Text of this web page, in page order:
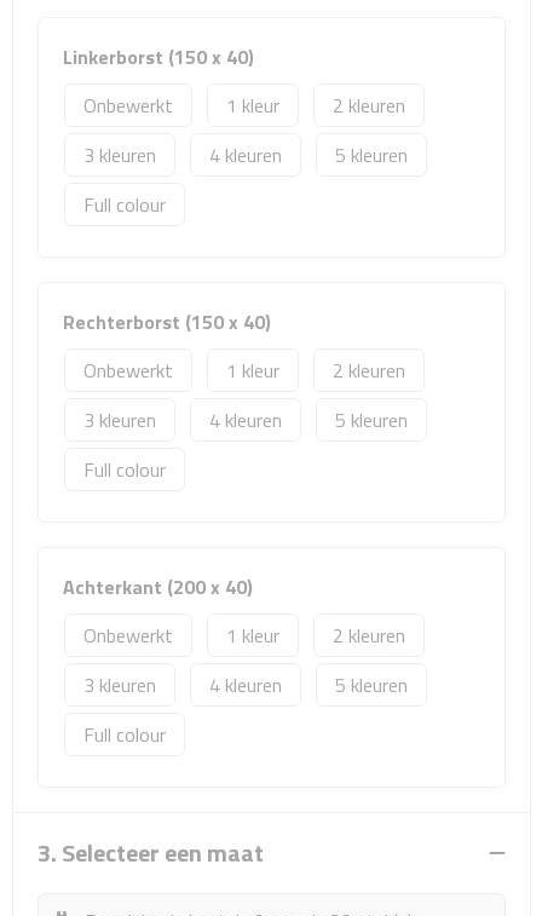
Fietstassen
Strandtassen
Picknick rugtassen
Lunchtassen
Opbergtasjes
Bagageweegschalen
Bagageriemen
Linkerborst (150 x 40)
Onbewerkt
1
2
3
4
5
Full colour
Rechterborst (150 x 40)
Onbewerkt
1
2
3
4
5
Full colour
Achterkant (200 x 40)
Onbewerkt
1
2
3
4
5
Full colour
3. Selecteer een maat